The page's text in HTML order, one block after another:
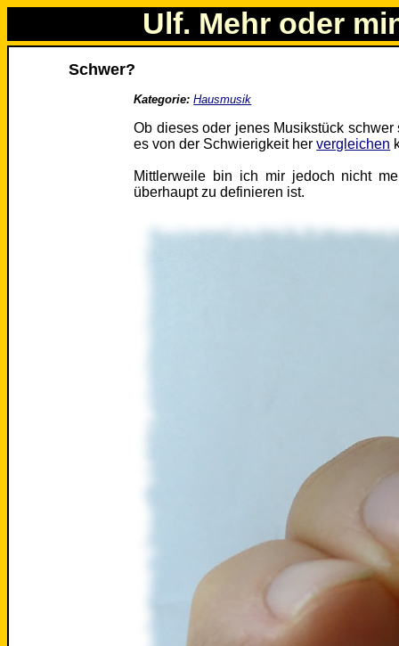
Ulf. Mehr oder
Schwer?
Kategorie: Hausmusik
Ob dieses oder jenes Musikstück
es von der Schwierigkeit hervergleichen
Mittlerweile bin ich mir jedoch nicht
überhaupt zu definieren ist.